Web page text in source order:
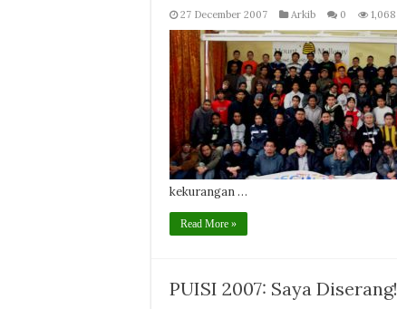
27 December 2007 Arkib 0 1,068
kekurangan …
Read More »
PUISI 2007: Saya Diserang!